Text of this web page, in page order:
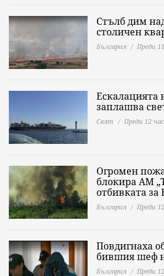
Стълб дим
столичен
България Преди
Ескалацията
заплашва
Свят Преди 12
Огромен
блокира АМ
отбивката за
България Преди
Повдигнаха
бившия шеф
България Преди